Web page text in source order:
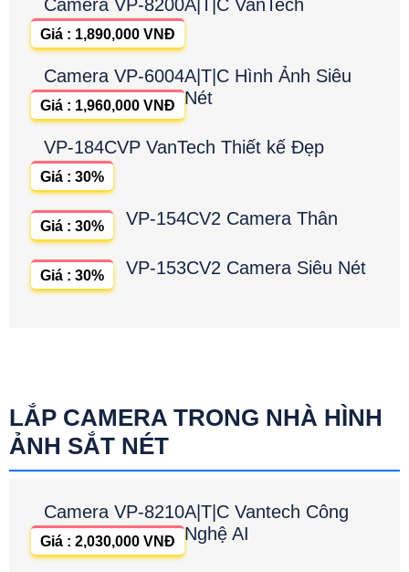
Camera VP-8200A|T|C VanTech
Giá : 1,890,000 VNĐ
Camera VP-6004A|T|C Hình Ảnh Siêu
Nét
Giá : 1,960,000 VNĐ
VP-184CVP VanTech Thiết kế Đẹp
Giá : 30%
VP-154CV2 Camera Thân
Giá : 30%
VP-153CV2 Camera Siêu Nét
Giá : 30%
LẮP CAMERA TRONG NHÀ HÌNH
ẢNH SẮT NÉT
Camera VP-8210A|T|C Vantech Công
Nghệ AI
Giá : 2,030,000 VNĐ